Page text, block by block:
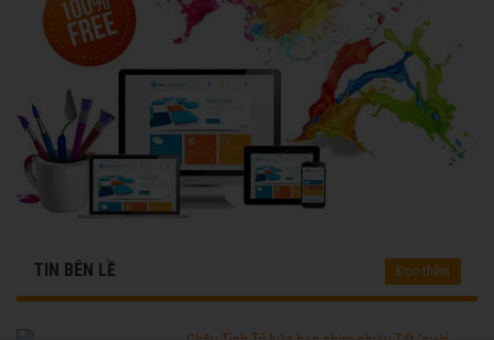
TIN BÊN LỀ Đọc thêm